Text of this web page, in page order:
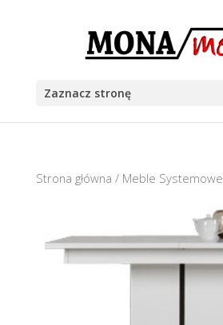
Zaznacz stronę
Strona główna / Meble Systemowe